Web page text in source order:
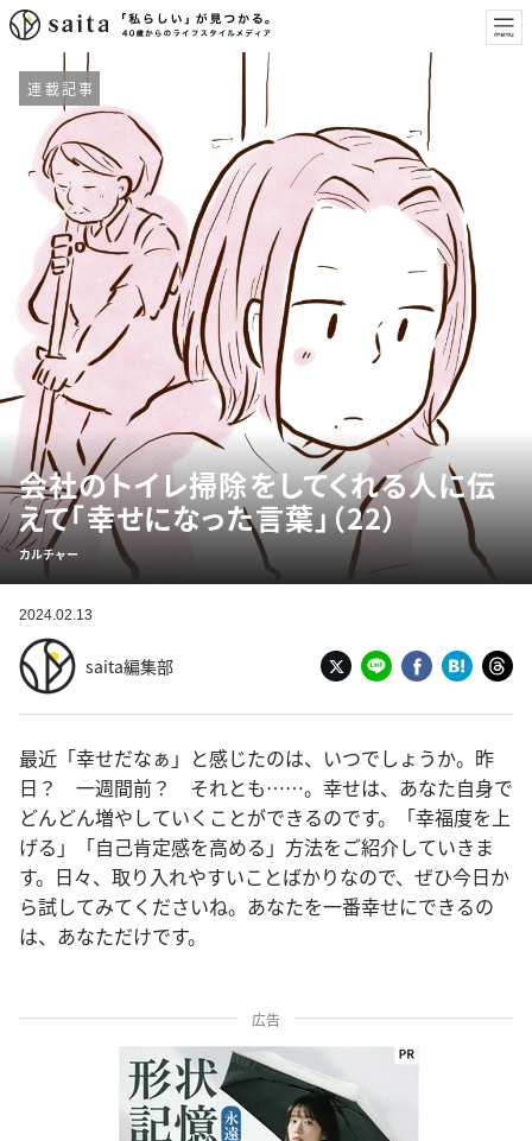
連載記事
会社のトイレ掃除をしてくれる人に伝
えて「幸せになった言葉」（22）
カルチャー
2024.02.13
saita編集部
最近「幸せだなぁ」と感じたのは、いつでしょうか。昨
日？ 一週間前？ それとも……。幸せは、あなた自身で
どんどん増やしていくことができるのです。「幸福度を上
げる」「自己肯定感を高める」方法をご紹介していきま
す。日々、取り入れやすいことばかりなので、ぜひ今日か
ら試してみてくださいね。あなたを一番幸せにできるの
は、あなただけです。
広告